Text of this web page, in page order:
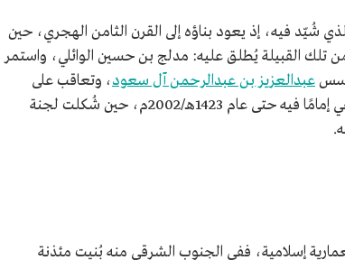
شُيّد فيه، إذ يعود بناؤه إلى القرن الثامن الهجري، حين
تلك القبيلة يُطلق عليه: مدلج بن حسين الوائلي، واستمر
عبدالعزيز بن عبدالرحمن آل سعود، وتعاقب على
إمامته عدد من المشايخ، آخرهم: عبدالكريم الأحمد الذي بقي إمامًا فيه حتى عام 1423هـ/2002م، حين شُكلت لجنة
إسلامية، ففي الجنوب الشرقي منه بُنيت مئذنة